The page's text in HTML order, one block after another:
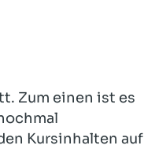
Zum einen ist es
Kursinhalten auf